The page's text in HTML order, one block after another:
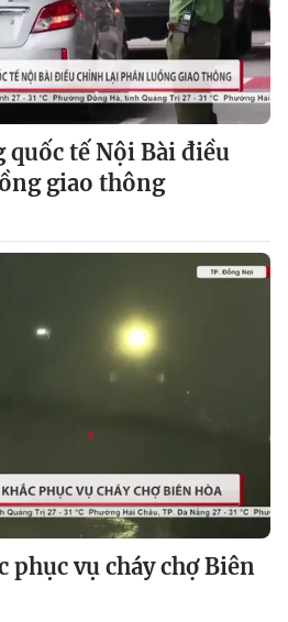
quốc tế Nội Bài điều
giao thông
phục vụ cháy chợ Biên